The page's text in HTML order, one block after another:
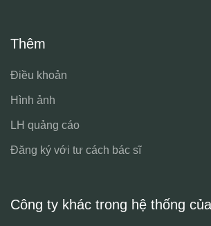
Thêm
Điều khoản
Hình ảnh
LH quảng cáo
Đăng ký với tư cách bác sĩ
Công ty khác trong hệ thống